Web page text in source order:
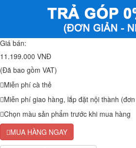
Giá bán:
11.199.000 VNĐ
(Đã bao gồm VAT)
Miễn phí cà thẻ
Miễn phí giao hàng, lắp đặt nội thành
Chọn màu sản phẩm trước khi mua hàng
MUA HÀNG NGAY